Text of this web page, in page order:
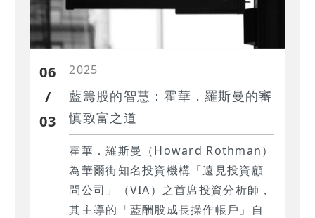
Growth指數。
06
/
03
2025
藍籌股的智慧：霍華．羅斯曼的審
慎致富之道
霍華．羅斯曼（Howard Rothman）
為華爾街知名投資機構「遠見投資顧
問公司」（VIA）之首席投資分析師，
其主導的「藍酬股成長操作帳戶」自